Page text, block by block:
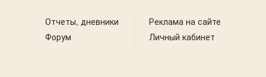
Отчеты, дневники
Форум
Реклама на сайте
Личный кабинет